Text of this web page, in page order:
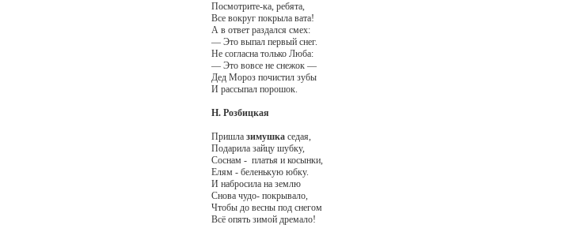
Посмотрите-ка, ребята,
Все вокруг покрыла вата!
А в ответ раздался смех:
— Это выпал первый снег.
Не согласна только Люба:
— Это вовсе не снежок —
Дед Мороз почистил зубы
И рассыпал порошок.
Н. Розбицкая
Пришлазимушка седая,
Подарила зайцу шубку,
Соснам - платья и косынки,
Елям - беленькую юбку.
И набросила на землю
Снова чудо- покрывало,
Чтобы до весны под снегом
Всё опять зимой дремало!